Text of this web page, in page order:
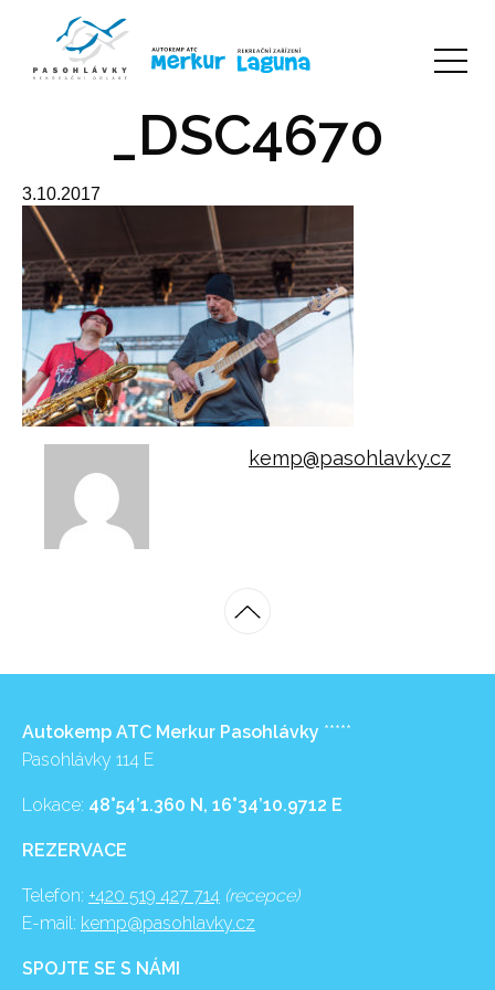
_DSC4670
3.10.2017
kemp@pasohlavky.cz
Autokemp ATC Merkur Pasohlávky *****
Pasohlávky 114 E
Lokace: 48°54’1.360 N, 16°34’10.9712 E
REZERVACE
Telefon: +420 519 427 714 (recepce)
E-mail: kemp@pasohlavky.cz
SPOJTE SE S NÁMI